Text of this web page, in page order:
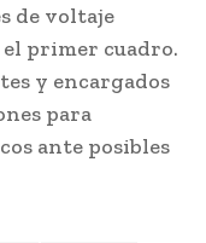
de voltaje
primer cuadro.
y encargados
para
ante posibles